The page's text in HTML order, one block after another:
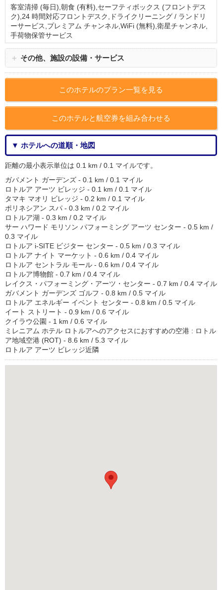
客室清掃 (毎日),朝食 (有料),セーフティボックス (フロントデス
ク),24 時間対応フロントデスク,ドライクリーニング / ランドリ
ーサービス,プレミアム チャンネル,WiFi (無料),衛星チャンネル,
手荷物保管サービス
＋ その他、施設の設備・サービス
このホテルのプラン一覧を見る
このホテルと航空券を組み合わせる
▼ ホテルへの道順・地図
距離の最小表示単位は 0.1 km / 0.1 マイルです。
ガバメント ガーデンズ - 0.1 km / 0.1 マイル
ロトルア アーツ ビレッジ - 0.1 km / 0.1 マイル
タマキ マオリ ビレッジ - 0.2 km / 0.1 マイル
ポリネシアン スパ - 0.3 km / 0.2 マイル
ロトルア湖 - 0.3 km / 0.2 マイル
サー ハワード モリソン パフォーミング アーツ センター - 0.5 km /
0.3 マイル
ロトルア i-SITE ビジター センター - 0.5 km / 0.3 マイル
ロトルア ナイト マーケット - 0.6 km / 0.4 マイル
ロトルア セントラル モール - 0.6 km / 0.4 マイル
ロトルア博物館 - 0.7 km / 0.4 マイル
レイクス・パフォーミング・アーツ・センター - 0.7 km / 0.4 マイル
ガバメント ガーデンズ ゴルフ - 0.8 km / 0.5 マイル
ロトルア エネルギー イベント センター - 0.8 km / 0.5 マイル
イート ストリート - 0.9 km / 0.6 マイル
クイラウ公園 - 1 km / 0.6 マイル
ミレニアム ホテル ロトルアへのアクセスにおすすめの空港 : ロトル
ア地域空港 (ROT) - 8.6 km / 5.3 マイル
ロトルア アーツ ビレッジ近隣